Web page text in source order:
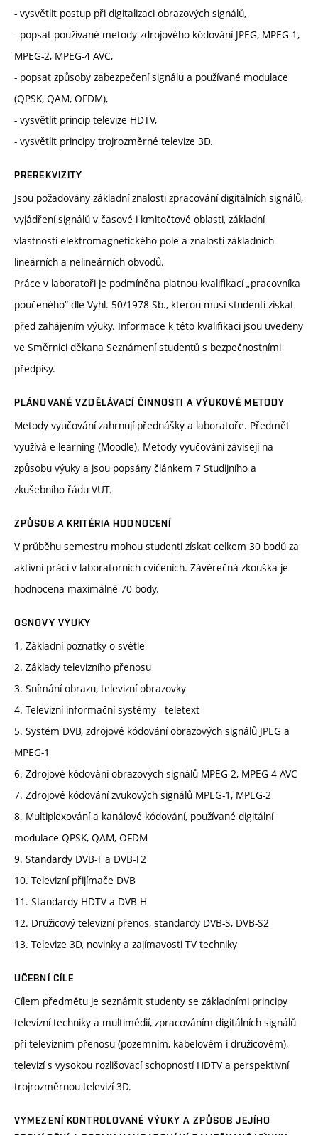
- vysvětlit postup při digitalizaci obrazových signálů,
- popsat používané metody zdrojového kódování JPEG, MPEG-1,
MPEG-2, MPEG-4 AVC,
- popsat způsoby zabezpečení signálu a používané modulace
(QPSK, QAM, OFDM),
- vysvětlit princip televize HDTV,
- vysvětlit principy trojrozměrné televize 3D.
PREREKVIZITY
Jsou požadovány základní znalosti zpracování digitálních signálů,
vyjádření signálů v časové i kmitočtové oblasti, základní
vlastnosti elektromagnetického pole a znalosti základních
lineárních a nelineárních obvodů.
Práce v laboratoři je podmíněna platnou kvalifikací „pracovníka
poučeného“ dle Vyhl. 50/1978 Sb., kterou musí studenti získat
před zahájením výuky. Informace k této kvalifikaci jsou uvedeny
ve Směrnici děkana Seznámení studentů s bezpečnostními
předpisy.
PLÁNOVANÉ VZDĚLÁVACÍ ČINNOSTI A VÝUKOVÉ METODY
Metody vyučování zahrnují přednášky a laboratoře. Předmět
využívá e-learning (Moodle). Metody vyučování závisejí na
způsobu výuky a jsou popsány článkem 7 Studijního a
zkušebního řádu VUT.
ZPŮSOB A KRITÉRIA HODNOCENÍ
V průběhu semestru mohou studenti získat celkem 30 bodů za
aktivní práci v laboratorních cvičeních. Závěrečná zkouška je
hodnocena maximálně 70 body.
OSNOVY VÝUKY
1. Základní poznatky o světle
2. Základy televizního přenosu
3. Snímání obrazu, televizní obrazovky
4. Televizní informační systémy - teletext
5. Systém DVB, zdrojové kódování obrazových signálů JPEG a
MPEG-1
6. Zdrojové kódování obrazových signálů MPEG-2, MPEG-4 AVC
7. Zdrojové kódování zvukových signálů MPEG-1, MPEG-2
8. Multiplexování a kanálové kódování, používané digitální
modulace QPSK, QAM, OFDM
9. Standardy DVB-T a DVB-T2
10. Televizní přijímače DVB
11. Standardy HDTV a DVB-H
12. Družicový televizní přenos, standardy DVB-S, DVB-S2
13. Televize 3D, novinky a zajímavosti TV techniky
UČEBNÍ CÍLE
Cílem předmětu je seznámit studenty se základními principy
televizní techniky a multimédií, zpracováním digitálních signálů
při televizním přenosu (pozemním, kabelovém i družicovém),
televizí s vysokou rozlišovací schopností HDTV a perspektivní
trojrozměrnou televizí 3D.
VYMEZENÍ KONTROLOVANÉ VÝUKY A ZPŮSOB JEJÍHO